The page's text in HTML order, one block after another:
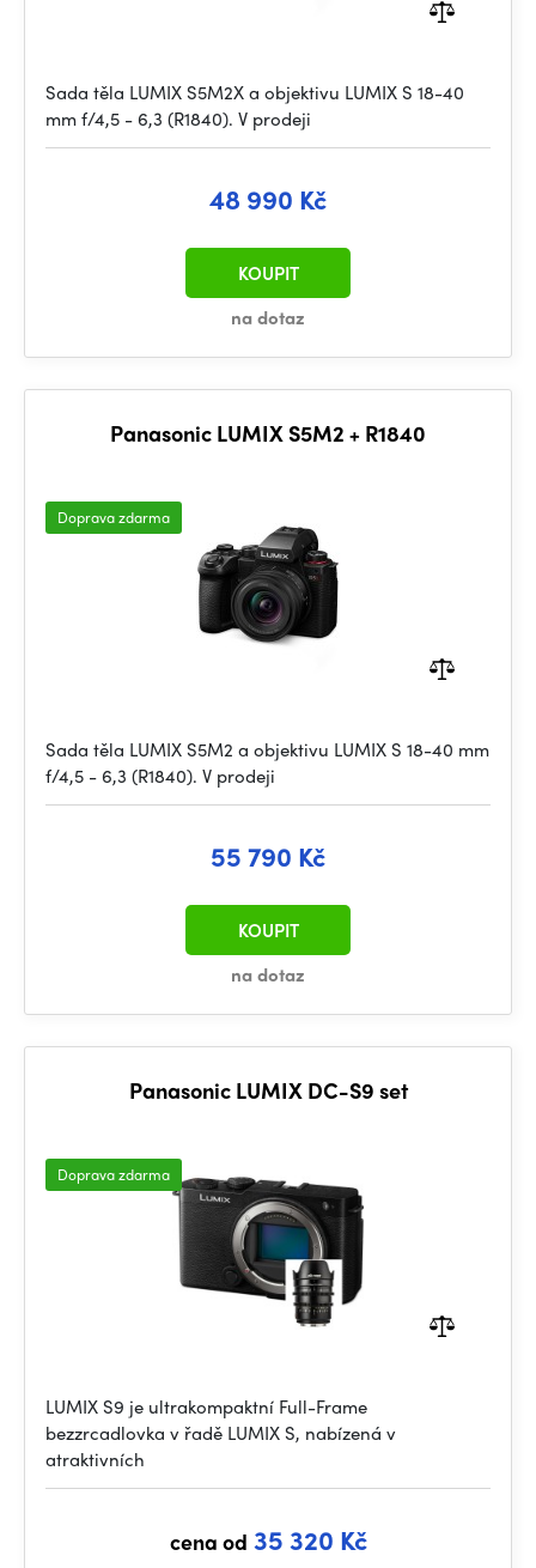
Sada těla LUMIX S5M2X a objektivu LUMIX S 18-40
mm f/4,5 - 6,3 (R1840). V prodeji
48 990 Kč
na dotaz
KOUPIT
Panasonic LUMIX S5M2 + R1840
Doprava zdarma
Sada těla LUMIX S5M2 a objektivu LUMIX S 18-40 mm
f/4,5 - 6,3 (R1840). V prodeji
55 790 Kč
na dotaz
KOUPIT
Panasonic LUMIX DC-S9 set
Doprava zdarma
LUMIX S9 je ultrakompaktní Full-Frame
bezzrcadlovka v řadě LUMIX S, nabízená v
atraktivních
cena od 35 320 Kč